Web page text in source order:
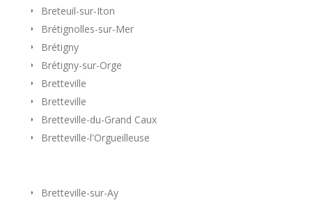
Breteuil-sur-Iton
Brétignolles-sur-Mer
Brétigny
Brétigny-sur-Orge
Bretteville
Bretteville
Bretteville-du-Grand Caux
Bretteville-l'Orgueilleuse
Bretteville-sur-Ay